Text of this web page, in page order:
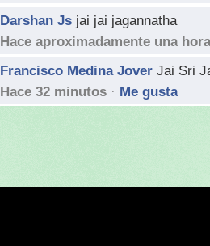
Darshan Js jai jai jagannatha
Hace aproximadamente una hora
Francisco Medina Jover Jai Sri
Hace 32 minutos · Me gusta